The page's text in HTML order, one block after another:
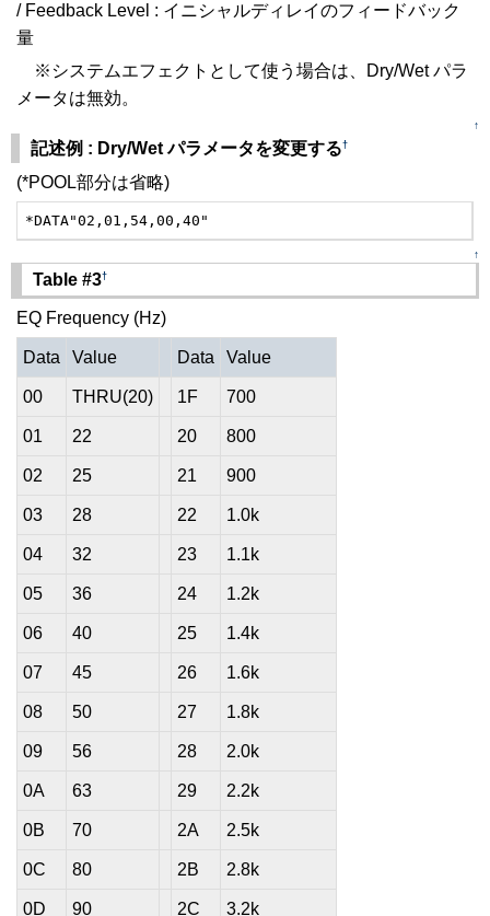
/ Feedback Level : イニシャルディレイのフィードバック
量
※システムエフェクトとして使う場合は、Dry/Wet パラ
メータは無効。
↑
記述例 : Dry/Wet パラメータを変更する†
(*POOL部分は省略)
*DATA"02,01,54,00,40"
↑
Table #3†
EQ Frequency (Hz)
Data Value Data Value
00 THRU(20) 1F 700
01 22 20 800
02 25 21 900
03 28 22 1.0k
04 32 23 1.1k
05 36 24 1.2k
06 40 25 1.4k
07 45 26 1.6k
08 50 27 1.8k
09 56 28 2.0k
0A 63 29 2.2k
0B 70 2A 2.5k
0C 80 2B 2.8k
0D 90 2C 3.2k